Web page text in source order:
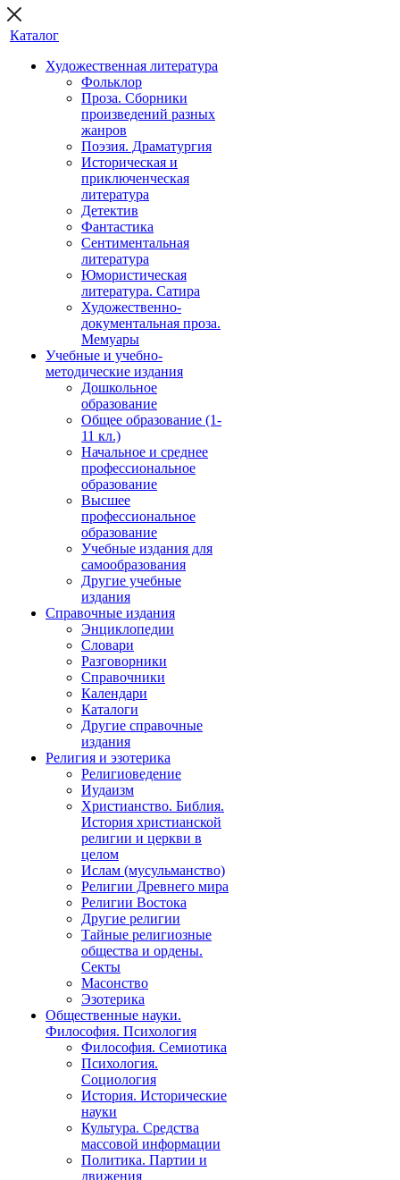
Каталог
Художественная литература
Фольклор
Проза. Сборники
произведений разных
жанров
Поэзия. Драматургия
Историческая и
приключенческая
литература
Детектив
Фантастика
Сентиментальная
литература
Юмористическая
литература. Сатира
Художественно-
документальная проза.
Мемуары
Учебные и учебно-
методические издания
Дошкольное
образование
Общее образование (1-
11 кл.)
Начальное и среднее
профессиональное
образование
Высшее
профессиональное
образование
Учебные издания для
самообразования
Другие учебные
издания
Справочные издания
Энциклопедии
Словари
Разговорники
Справочники
Календари
Каталоги
Другие справочные
издания
Религия и эзотерика
Религиоведение
Иудаизм
Христианство. Библия.
История христианской
религии и церкви в
целом
Ислам (мусульманство)
Религии Древнего мира
Религии Востока
Другие религии
Тайные религиозные
общества и ордены.
Секты
Масонство
Эзотерика
Общественные науки.
Философия. Психология
Философия. Семиотика
Психология.
Социология
История. Исторические
науки
Культура. Средства
массовой информации
Политика. Партии и
движения